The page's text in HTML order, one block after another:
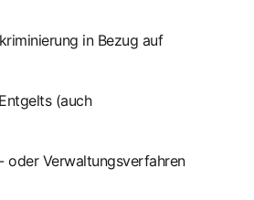
in Bezug auf
(auch
oder Verwaltungsverfahren